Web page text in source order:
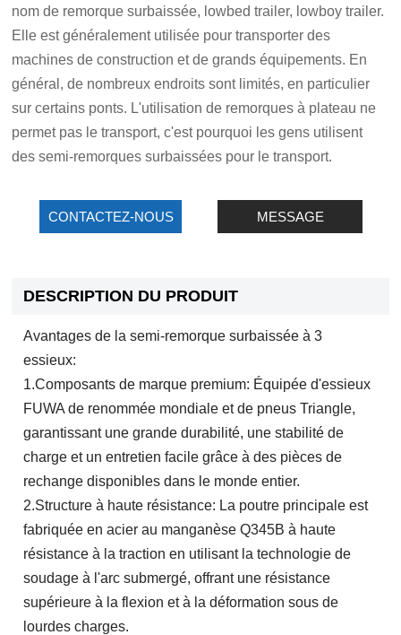
nom de remorque surbaissée, lowbed trailer, lowboy trailer.
Elle est généralement utilisée pour transporter des
machines de construction et de grands équipements. En
général, de nombreux endroits sont limités, en particulier
sur certains ponts. L'utilisation de remorques à plateau ne
permet pas le transport, c'est pourquoi les gens utilisent
des semi-remorques surbaissées pour le transport.
CONTACTEZ-NOUS MESSAGE
DESCRIPTION DU PRODUIT
Avantages de la semi-remorque surbaissée à 3
essieux:
1.Composants de marque premium: Équipée d'essieux
FUWA de renommée mondiale et de pneus Triangle,
garantissant une grande durabilité, une stabilité de
charge et un entretien facile grâce à des pièces de
rechange disponibles dans le monde entier.
2.Structure à haute résistance: La poutre principale est
fabriquée en acier au manganèse Q345B à haute
résistance à la traction en utilisant la technologie de
soudage à l'arc submergé, offrant une résistance
supérieure à la flexion et à la déformation sous de
lourdes charges.